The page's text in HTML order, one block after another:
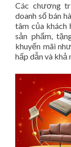
Các chương
doanh số bán
tâm của khách
sản phẩm,
khuyến mãi
hấp dẫn và khả